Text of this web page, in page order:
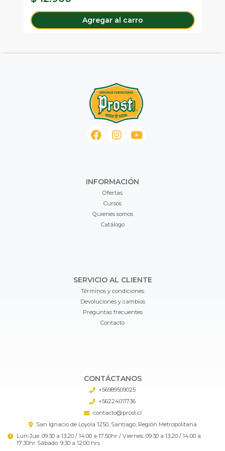
Agregar al carro
INFORMACIÓN
Ofertas
Cursos
Quienes somos
Catálogo
SERVICIO AL CLIENTE
Términos y condiciones
Devoluciones y cambios
Preguntas frecuentes
Contacto
CONTÁCTANOS
+56989509025
+56224011736
contacto@prost.cl
San Ignacio de Loyola 1250, Santiago, Región Metropolitana
Lun-Jue: 09:30 a 13:20 / 14:00 a 17:50hr / Viernes: 09:30 a 13:20 / 14:00 a
17:30hr Sábado: 9:30 a 12:00 hrs